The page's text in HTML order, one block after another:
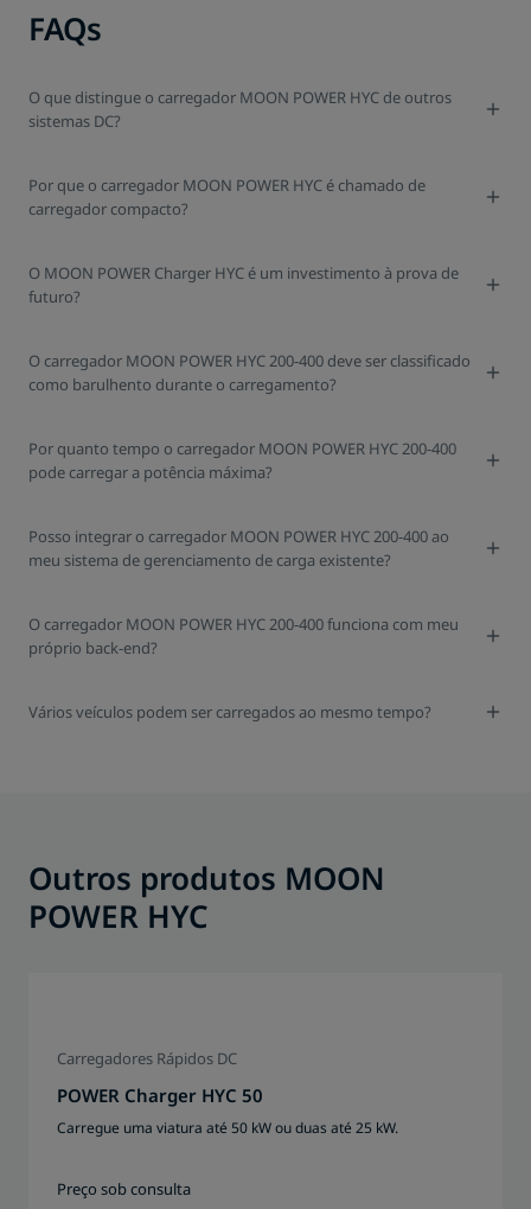
FAQs
O que distingue o carregador MOON POWER HYC de outros
sistemas DC?
Por que o carregador MOON POWER HYC é chamado de
carregador compacto?
O MOON POWER Charger HYC é um investimento à prova de
futuro?
O carregador MOON POWER HYC 200-400 deve ser classificado
como barulhento durante o carregamento?
Por quanto tempo o carregador MOON POWER HYC 200-400
pode carregar a potência máxima?
Posso integrar o carregador MOON POWER HYC 200-400 ao
meu sistema de gerenciamento de carga existente?
O carregador MOON POWER HYC 200-400 funciona com meu
próprio back-end?
Vários veículos podem ser carregados ao mesmo tempo?
Outros produtos MOON
POWER HYC
Carregadores Rápidos DC
POWER Charger HYC 50
Carregue uma viatura até 50 kW ou duas até 25 kW.
Preço sob consulta